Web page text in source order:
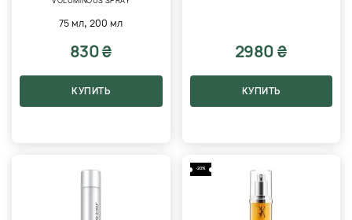
75 мл,200 мл
830 ₴
КУПИТЬ
2980 ₴
КУПИТЬ
-20%